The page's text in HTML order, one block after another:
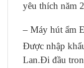
yêu thích năm
– Máy hút ẩm
Được nhập
Lan.Đi đầu